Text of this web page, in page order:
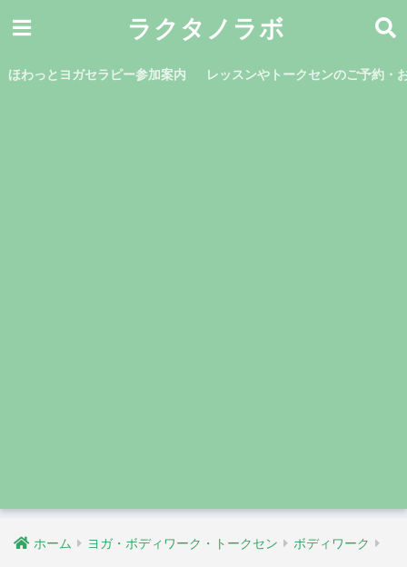
ラクタノラボ
ほわっとヨガセラピー参加案内 レッスンやトークセンのご予約・
ホーム ヨガ・ボディワーク・トークセン ボディワーク